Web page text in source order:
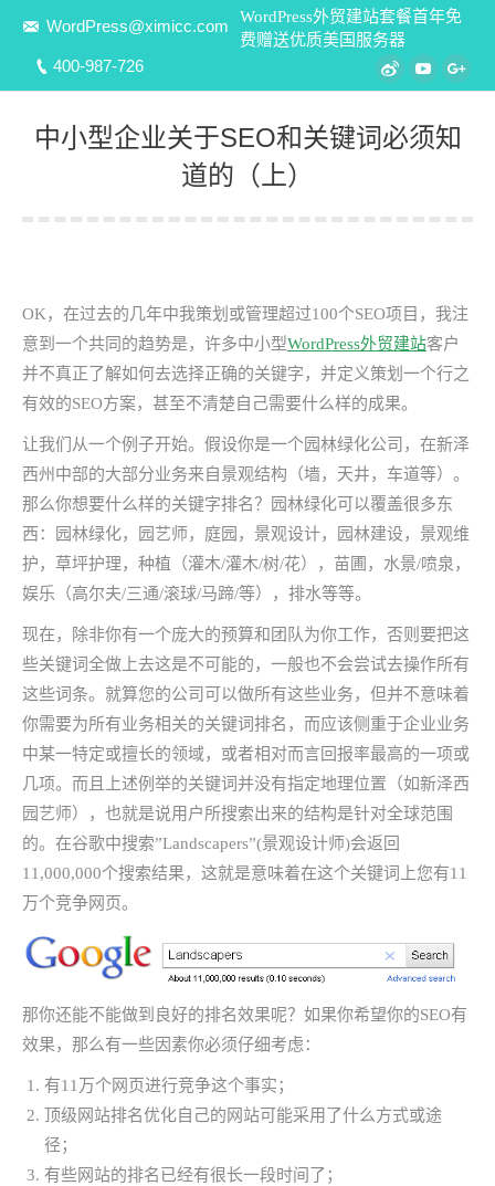
WordPress@ximicc.com
400-987-726
WordPress外贸建站套餐首年免
费赠送优质美国服务器
WeiboYouTube
中小型企业关于SEO和关键词必须知
道的（上）
OK，在过去的几年中我策划或管理超过100个SEO项目，我注
意到一个共同的趋势是，许多中小型WordPress外贸建站客户
并不真正了解如何去选择正确的关键字，并定义策划一个行之
有效的SEO方案，甚至不清楚自己需要什么样的成果。
让我们从一个例子开始。假设你是一个园林绿化公司，在新泽
西州中部的大部分业务来自景观结构（墙，天井，车道等）。
那么你想要什么样的关键字排名？园林绿化可以覆盖很多东
西：园林绿化，园艺师，庭园，景观设计，园林建设，景观维
护，草坪护理，种植（灌木/灌木/树/花），苗圃，水景/喷泉，
娱乐（高尔夫/三通/滚球/马蹄/等），排水等等。
现在，除非你有一个庞大的预算和团队为你工作，否则要把这
些关键词全做上去这是不可能的，一般也不会尝试去操作所有
这些词条。就算您的公司可以做所有这些业务，但并不意味着
你需要为所有业务相关的关键词排名，而应该侧重于企业业务
中某一特定或擅长的领域，或者相对而言回报率最高的一项或
几项。而且上述例举的关键词并没有指定地理位置（如新泽西
园艺师），也就是说用户所搜索出来的结构是针对全球范围
的。在谷歌中搜索”Landscapers”(景观设计师)会返回
11,000,000个搜索结果，这就是意味着在这个关键词上您有11
万个竞争网页。
那你还能不能做到良好的排名效果呢？如果你希望你的SEO有
效果，那么有一些因素你必须仔细考虑：
有11万个网页进行竞争这个事实；
顶级网站排名优化自己的网站可能采用了什么方式或途
径；
有些网站的排名已经有很长一段时间了；